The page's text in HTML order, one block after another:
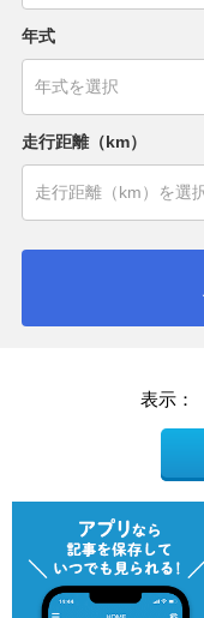
年式
走行距離（km）
表示：